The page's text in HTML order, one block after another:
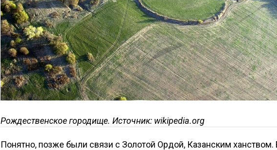
Рождественское городище. Источник: wikipedia.org
Понятно, позже были связи с Золотой Ордой, Казанским